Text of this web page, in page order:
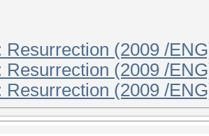
Resurrection (2009 /
Resurrection (2009 /
Resurrection (2009 /